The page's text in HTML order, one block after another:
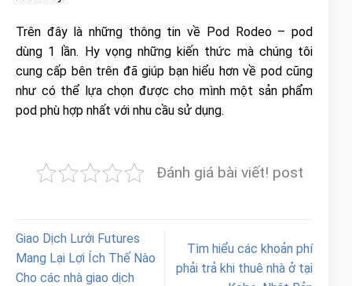
Trên đây là những thông tin về Pod Rodeo – pod
dùng 1 lần. Hy vọng những kiến thức mà chúng tôi
cung cấp bên trên đã giúp bạn hiểu hơn về pod cũng
như có thể lựa chọn được cho mình một sản phẩm
pod phù hợp nhất với nhu cầu sử dụng.
Đánh giá bài viết! post
Giao Dịch Lưới Futures
Mang Lại Lợi Ích Thế Nào
Cho các nhà giao dịch
Tìm hiểu các khoản phí
phải trả khi thuê nhà ở tại